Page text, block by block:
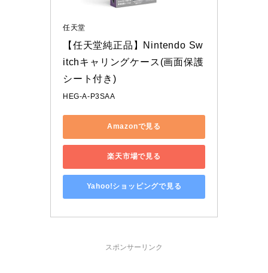
任天堂
【任天堂純正品】Nintendo Sw
itchキャリングケース(画面保護
シート付き)
HEG-A-P3SAA
Amazonで見る
楽天市場で見る
Yahoo!ショッピングで見る
スポンサーリンク